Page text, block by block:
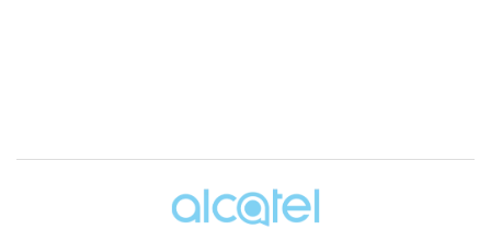
Brands Carousel